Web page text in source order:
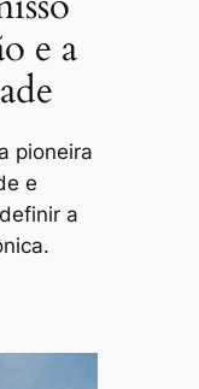
e a
pioneira
e
a